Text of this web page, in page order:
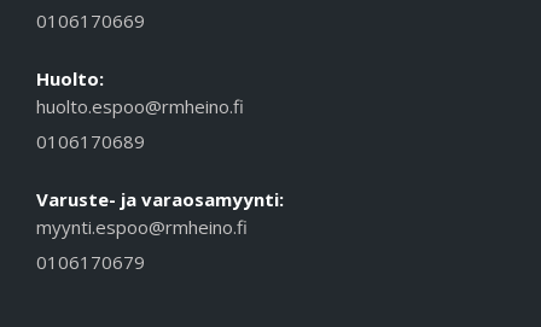
0106170669
Huolto:
huolto.espoo@rmheino.fi
0106170689
Varuste- ja varaosamyynti:
myynti.espoo@rmheino.fi
0106170679